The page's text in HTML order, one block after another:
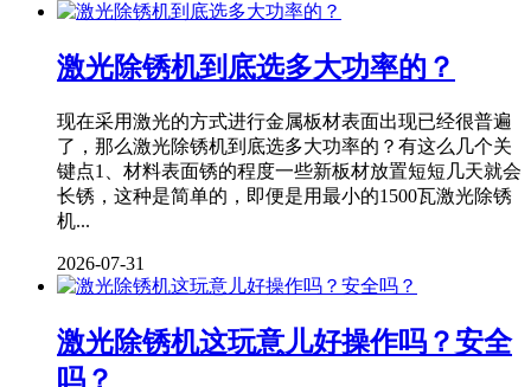
激光除锈机到底选多大功率的？
现在采用激光的方式进行金属板材表面出现已经很普遍
了，那么激光除锈机到底选多大功率的？有这么几个关
键点1、材料表面锈的程度一些新板材放置短短几天就会
长锈，这种是简单的，即便是用最小的1500瓦激光除锈
机...
2026-07-31
激光除锈机这玩意儿好操作吗？安全
吗？